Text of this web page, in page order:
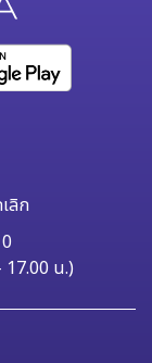
ลิก
17.00 น.)